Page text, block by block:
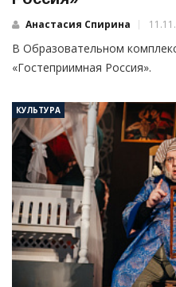
Анастасия Спирина
В Образовательном
«Гостеприимная Россия».
КУЛЬТУРА